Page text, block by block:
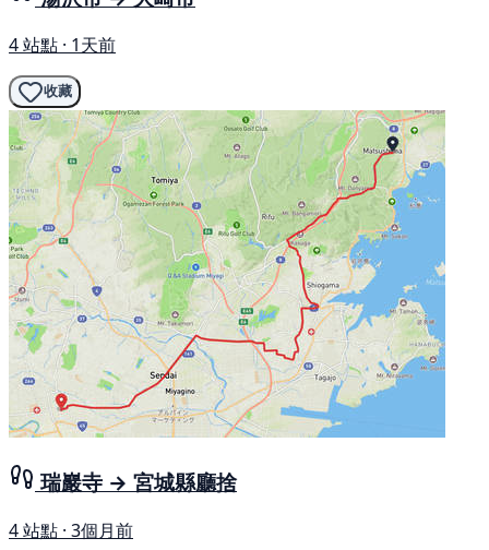
4 站點 · 1天前
收藏
瑞巖寺 → 宮城縣廳捨
4 站點 · 3個月前